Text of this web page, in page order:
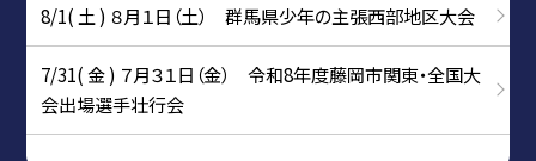
8/1( 土 ) ８月１日（土） 群馬県少年の主張西部地区大会
7/31( 金 ) ７月３１日（金） 令和8年度藤岡市関東・全国大
会出場選手壮行会